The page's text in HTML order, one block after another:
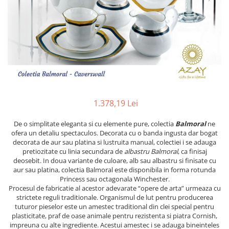
SUB 1000
SUB 2000
SUB 3000
PRODUSE
CĂNI
ACCESORII PENTRU MASĂ
SET CEAI &AMP; DESERT
CEASURI DE INTERIOR
OBIECTE DECORATIVE
VAZE DECORATIVE
PRODUSE PENTRU CURĂŢAT
ACCESORII DECORATIVE
SETURI DE CAFEA
BRANDURI
ROYAL ALBERT
AZAY CASA
PORTMEIRION
VILLA ALTACHIARA
PIP STUDIO
COLECȚII
MIRANDA KERR
NEW COUNTRY ROSES PINK
ROSECONFETTI
POLKA ROSE
CORPURI DE ILUMINAT
BRANDURI
WATERFORD
SALVIATI
ROYAL ALBERT
PORTMEIRION
AZAY CASA
CHINELLI
COLECTII
BOURGOGNE
LUXE
SETURI PENTRU CAVIAR
PAHARE SI CANI
ACCESORII BIROU
SUPORTURI PENTRU PRAJITURI
CASETE DE BIJUTERII
ARTHUR PRICE OF ENGLAND
CHINELLI
AZAY CASA
VERA WANG
WEDGWOOD
ROYAL DOULTON
COLECTII
GOCCIA
1.378,19 Lei
De o simplitate eleganta si cu elemente pure, colectia Balmoralne
ofera un detaliu spectaculos. Decorata cu o banda ingusta dar bogat
decorata de aur sau platina si lustruita manual, colectiei i se adauga
pretiozitate cu linia secundara de albastru Balmoral, ca finisaj
deosebit. In doua variante de culoare, alb sau albastru si finisate cu
aur sau platina, colectia Balmoral este disponibila in forma rotunda
Princess sau octagonala Winchester.
Procesul de fabricatie al acestor adevarate “opere de arta” urmeaza cu
strictete reguli traditionale. Organismul de lut pentru producerea
tuturor pieselor este un amestec traditional din clei special pentru
plasticitate, praf de oase animale pentru rezistenta si piatra Cornish,
impreuna cu alte ingrediente. Acestui amestec i se adauga bineinteles